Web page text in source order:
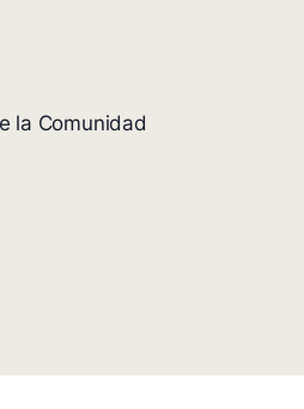
la Comunidad